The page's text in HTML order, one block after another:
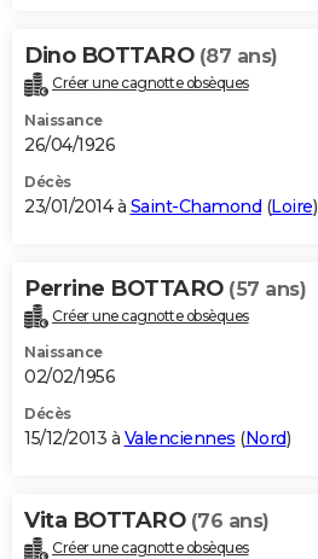
Dino BOTTARO (87 ans)
Créer une cagnotte obsèques
Naissance
26/04/1926
Décès
23/01/2014 à Saint-Chamond (Loire)
Perrine BOTTARO (57 ans)
Créer une cagnotte obsèques
Naissance
02/02/1956
Décès
15/12/2013 à Valenciennes (Nord)
Vita BOTTARO (76 ans)
Créer une cagnotte obsèques